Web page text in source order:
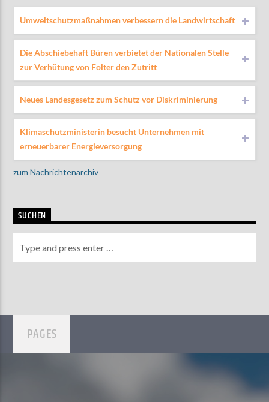
Umweltschutzmaßnahmen verbessern die Landwirtschaft
Die Abschiebehaft Büren verbietet der Nationalen Stelle
zur Verhütung von Folter den Zutritt
Neues Landesgesetz zum Schutz vor Diskriminierung
Klimaschutzministerin besucht Unternehmen mit
erneuerbarer Energieversorgung
zum Nachrichtenarchiv
SUCHEN
PAGES